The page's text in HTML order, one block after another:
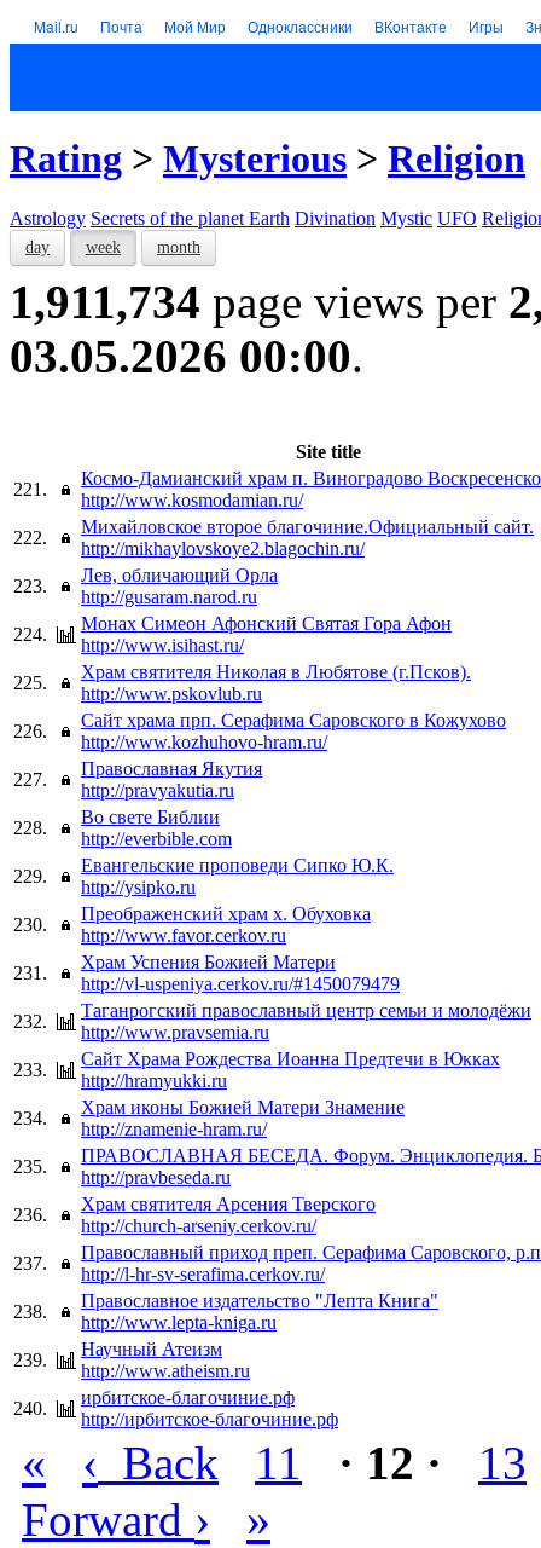
Mail.ru Почта Мой Мир Одноклассники ВКонтакте Игры
Rating > Mysterious > Religion
Astrology Secrets of the planet Earth Divination Mystic UFO
day week month
1,911,734 page views per
03.05.2026 00:00.
Site title
221.
Космо-Дамианский храм п. Виноградово
http://www.kosmodamian.ru/
222.
Михайловское второе благочиние.Официальный сайт.
http://mikhaylovskoye2.blagochin.ru/
223.
Лев, обличающий Орла
http://gusaram.narod.ru
224.
Монах Симеон Афонский Святая Гора Афон
http://www.isihast.ru/
225.
Храм святителя Николая в Любятове (г.Псков).
http://www.pskovlub.ru
226.
Сайт храма прп. Серафима Саровского в Кожухово
http://www.kozhuhovo-hram.ru/
227.
Православная Якутия
http://pravyakutia.ru
228.
Во свете Библии
http://everbible.com
229.
Евангельские проповеди Сипко Ю.К.
http://ysipko.ru
230.
Преображенский храм х. Обуховка
http://www.favor.cerkov.ru
231.
Храм Успения Божией Матери
http://vl-uspeniya.cerkov.ru/#1450079479
232.
Таганрогский православный центр семьи и молодёжи
http://www.pravsemia.ru
233.
Сайт Храма Рождества Иоанна Предтечи в Юкках
http://hramyukki.ru
234.
Храм иконы Божией Матери Знамение
http://znamenie-hram.ru/
235.
ПРАВОСЛАВНАЯ БЕСЕДА. Форум. Энциклопедия.
http://pravbeseda.ru
236.
Храм святителя Арсения Тверского
http://church-arseniy.cerkov.ru/
237.
Православный приход преп. Серафима Саровского,
http://l-hr-sv-serafima.cerkov.ru/
238.
Православное издательство "Лепта Книга"
http://www.lepta-kniga.ru
239.
Научный Атеизм
http://www.atheism.ru
240.
ирбитское-благочиние.рф
http://ирбитское-благочиние.рф
« ‹ Back 11 · 12 ·
13
Forward › »